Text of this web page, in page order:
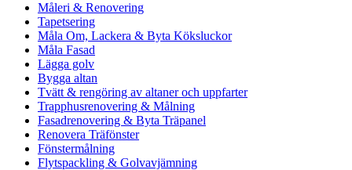
Måleri & Renovering
Tapetsering
Måla Om, Lackera & Byta Köksluckor
Måla Fasad
Lägga golv
Bygga altan
Tvätt & rengöring av altaner och uppfarter
Trapphusrenovering & Målning
Fasadrenovering & Byta Träpanel
Renovera Träfönster
Fönstermålning
Flytspackling & Golvavjämning